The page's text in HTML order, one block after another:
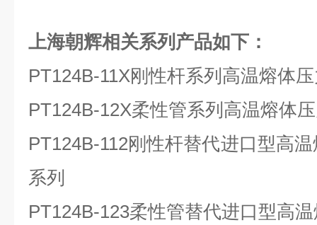
上海朝辉相关系列产品如下：
PT124B-11X刚性杆系列高温熔体
PT124B-12X柔性管系列高温熔体
PT124B-112刚性杆替代进口型高
系列
PT124B-123柔性管替代进口型高